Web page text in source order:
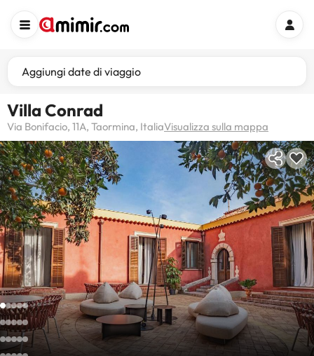
Aggiungi date di viaggio
Villa Conrad
Via Bonifacio, 11A, Taormina, ItaliaVisualizza sulla mappa